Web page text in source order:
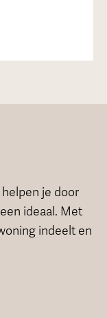
je door
ideaal. Met
indeelt en